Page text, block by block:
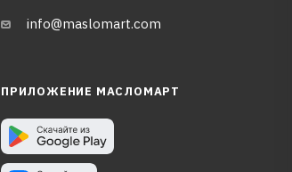
info@maslomart.com
ПРИЛОЖЕНИЕ МАСЛОМАРТ